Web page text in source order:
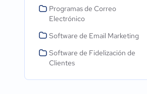
Programas de Correo
Electrónico
Software de Email Marketing
Software de Fidelización de
Clientes